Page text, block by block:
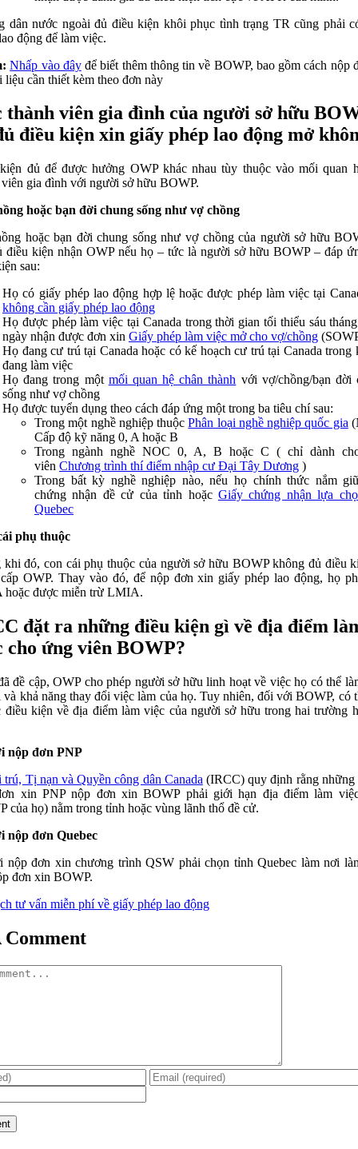
dân nước ngoài đủ điều kiện khôi phục tình trạng TR cũng phải
động để làm việc.
Nhấp vào đâyđể biết thêm thông tin về BOWP, bao gồm cách nộp
liệu cần thiết kèm theo đơn này
thành viên gia đình của người sở hữu
điều kiện xin giấy phép lao động mở
đủ để được hưởng OWP khác nhau tùy thuộc vào mối quan
viên gia đình với người sở hữu BOWP.
hoặc bạn đời chung sống như vợ chồng
hoặc bạn đời chung sống như vợ chồng của người sở hữu
điều kiện nhận OWP nếu họ – tức là người sở hữu BOWP – đáp
sau:
Họ có giấy phép lao động hợp lệ hoặc được phép làm việc tại
không cần giấy phép lao động
Họ được phép làm việc tại Canada trong thời gian tối thiểu sáu
ngày nhận được đơn xin Giấy phép làm việc mở cho vợ/chồng
Họ đang cư trú tại Canada hoặc có kế hoạch cư trú tại Canada trong
đang làm việc
Họ đang trong một mối quan hệ chân thành với vợ/chồng/bạn đời
sống như vợ chồng
Họ được tuyển dụng theo cách đáp ứng một trong ba tiêu chí sau:
Trong một nghề nghiệp thuộcPhân loại nghề nghiệp quốc gia
Cấp độ kỹ năng 0, A hoặc B
Trong ngành nghề NOC 0, A, B hoặc C ( chỉ dành
viên Chương trình thí điểm nhập cư Đại Tây Dương )
Trong bất kỳ nghề nghiệp nào, nếu họ chính thức nắm
chứng nhận đề cử của tỉnh hoặc Giấy chứng nhận lựa
Quebec
phụ thuộc
khi đó, con cái phụ thuộc của người sở hữu BOWP không đủ điều
OWP. Thay vào đó, để nộp đơn xin giấy phép lao động, họ
được miễn trừ LMIA.
đặt ra những điều kiện gì về địa điểm
cho ứng viên BOWP?
đề cập, OWP cho phép người sở hữu linh hoạt về việc họ có thể
và khả năng thay đổi việc làm của họ. Tuy nhiên, đối với BOWP, có
điều kiện về địa điểm làm việc của người sở hữu trong hai trường
nộp đơn PNP
Tị nạn và Quyền công dân Canada (IRCC) quy định rằng những
xin PNP nộp đơn xin BOWP phải giới hạn địa điểm làm
của họ) nằm trong tỉnh hoặc vùng lãnh thổ đề cử.
nộp đơn Quebec
nộp đơn xin chương trình QSW phải chọn tỉnh Quebec làm nơi
đơn xin BOWP.
tư vấn miễn phí về giấy phép lao động
Comment